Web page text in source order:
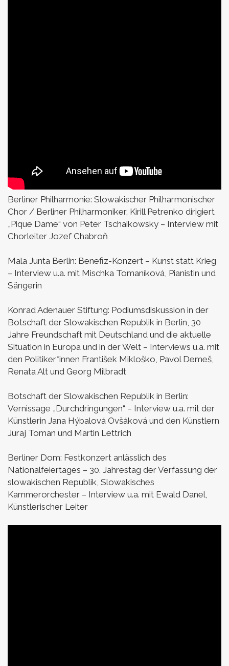
Berliner Philharmonie: Slowakischer Philharmonischer
Chor / Berliner Philharmoniker, Kirill Petrenko dirigiert
„Pique Dame“ von Peter Tschaikowsky – Interview mit
Chorleiter Jozef Chabroň
Mala Junta Berlin: Benefiz-Konzert – Kunst statt Krieg
– Interview u.a. mit Mischka Tomaníková, Pianistin und
Sängerin
Konrad Adenauer Stiftung: Podiumsdiskussion in der
Botschaft der Slowakischen Republik in Berlin, 30
Jahre Freundschaft mit Deutschland und die aktuelle
Situation in Europa und in der Welt – Interviews u.a. mit
den Politiker*innen František Mikloško, Pavol Demeš,
Renata Alt und Georg Milbradt
Botschaft der Slowakischen Republik in Berlin:
Vernissage „Durchdringungen“ – Interview u.a. mit der
Künstlerin Jana Hýbalová Ovšáková und den Künstlern
Juraj Toman und Martin Lettrich
Berliner Dom: Festkonzert anlässlich des
Nationalfeiertages – 30. Jahrestag der Verfassung der
slowakischen Republik, Slowakisches
Kammerorchester – Interview u.a. mit Ewald Danel,
Künstlerischer Leiter